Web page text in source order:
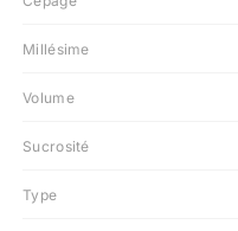
Millésime
Volume
Sucrosité
Type